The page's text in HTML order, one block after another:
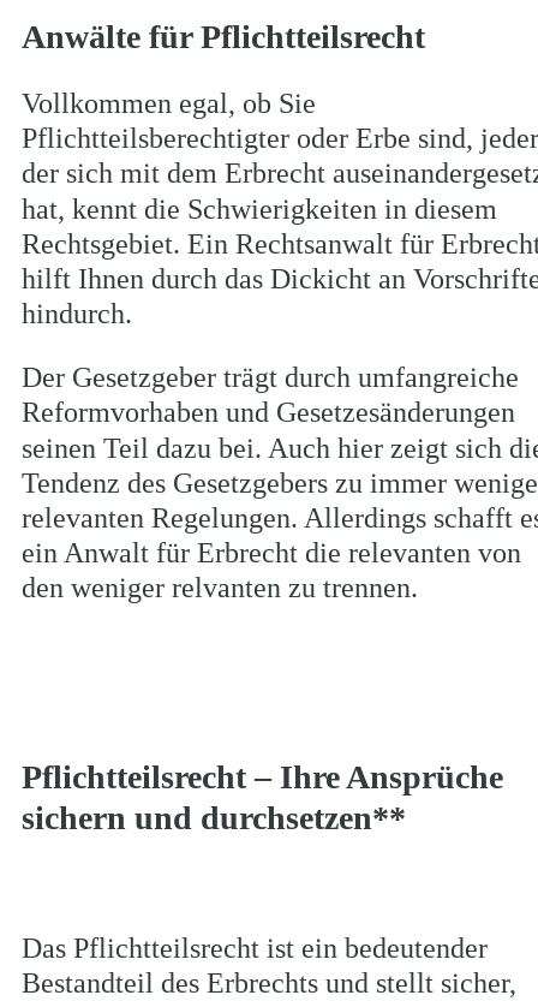
Anwälte für Pflichtteilsrecht
Vollkommen egal, ob Sie
Pflichtteilsberechtigter oder Erbe sind,
der sich mit dem Erbrecht
hat, kennt die Schwierigkeiten in diesem
Rechtsgebiet. Ein Rechtsanwalt für
hilft Ihnen durch das Dickicht an
hindurch.
Der Gesetzgeber trägt durch umfangreiche
Reformvorhaben und Gesetzesänderungen
seinen Teil dazu bei. Auch hier zeigt sich
Tendenz des Gesetzgebers zu immer
relevanten Regelungen. Allerdings schafft
ein Anwalt für Erbrecht die relevanten von
den weniger relvanten zu trennen.
Pflichtteilsrecht – Ihre Ansprüche
sichern und durchsetzen**
Das Pflichtteilsrecht ist ein bedeutender
Bestandteil des Erbrechts und stellt sicher,